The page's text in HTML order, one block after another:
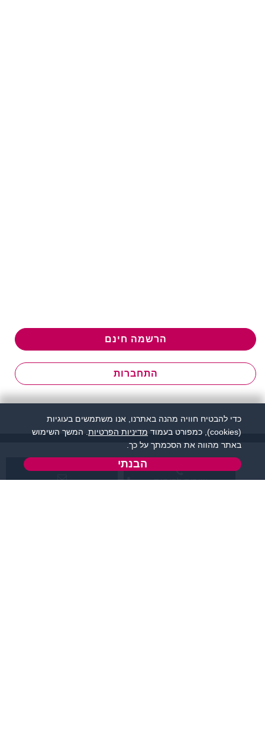
הרשמה חינם
התחברות
שירות לקוחות:
כדי להבטיח חוויה מהנה באתרנו, אנו משתמשים בעוגיות
(cookies), כמפורט בעמוד
מדיניות הפרטיות . המשך השימוש
באתר מהווה את הסכמתך על כך.
הבנתי